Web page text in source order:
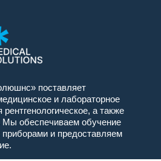
поставляет
и лабораторное
а также
обеспечиваем обучение
и предоставляем